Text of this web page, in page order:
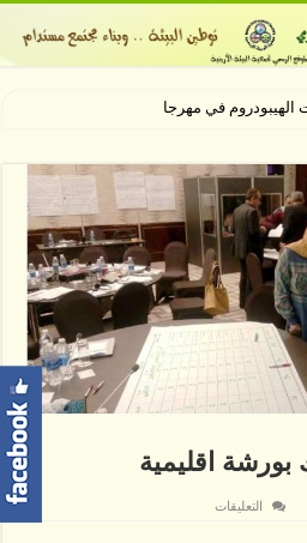
الهيبودروم في مهرجان جرش
بورشة اقليمية
التعليقات